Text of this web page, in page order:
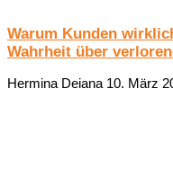
Warum Kunden
Wahrheit über
Hermina Deiana 10. März